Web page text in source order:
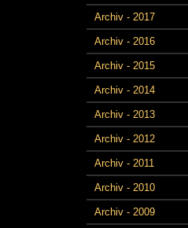
Archiv - 2017
Archiv - 2016
Archiv - 2015
Archiv - 2014
Archiv - 2013
Archiv - 2012
Archiv - 2011
Archiv - 2010
Archiv - 2009